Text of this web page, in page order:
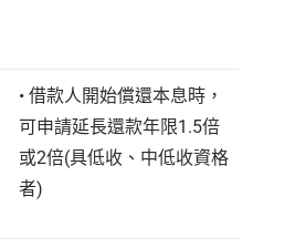
• 借款人開始償還本息時，
可申請延長還款年限1.5倍
或2倍(具低收、中低收資格
者)